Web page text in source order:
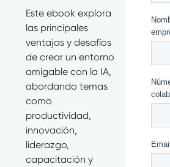
Este ebook explora
las principales
ventajas y desafíos
de crear un entorno
amigable con la IA,
abordando temas
como
productividad,
innovación,
liderazgo,
capacitación y